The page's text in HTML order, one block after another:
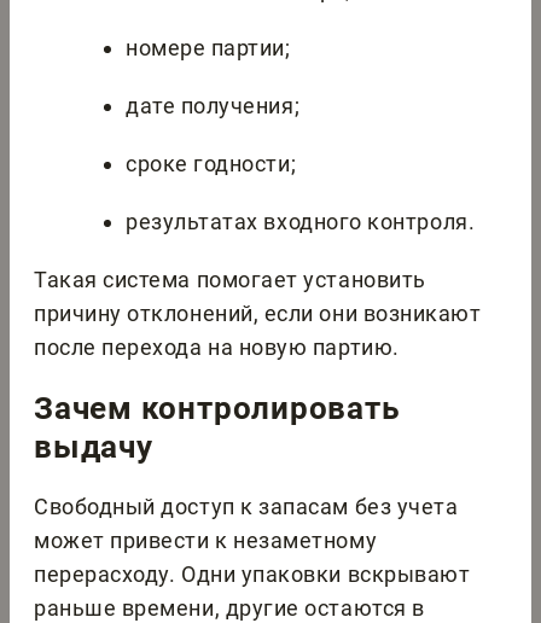
номере партии;
дате получения;
сроке годности;
результатах входного контроля.
Такая система помогает установить
причину отклонений, если они возникают
после перехода на новую партию.
Зачем контролировать
выдачу
Свободный доступ к запасам без учета
может привести к незаметному
перерасходу. Одни упаковки вскрывают
раньше времени, другие остаются в